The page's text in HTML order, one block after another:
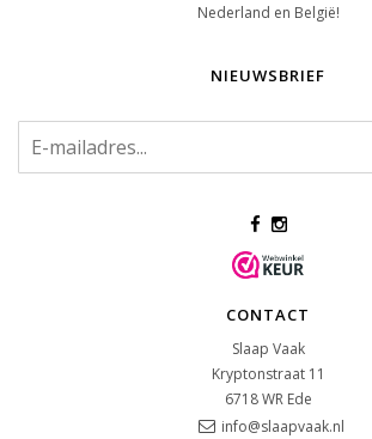
Nederland en België!
NIEUWSBRIEF
CONTACT
Slaap Vaak
Kryptonstraat 11
6718 WR Ede
info@slaapvaak.nl